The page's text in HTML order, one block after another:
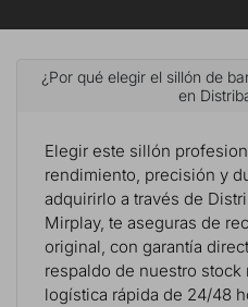
¿Por qué elegir el sillón de
en
Elegir este sillón
rendimiento, precisión y
adquirirlo a través de
Mirplay, te aseguras de
original, con garantía
respaldo de nuestro
logística rápida de 24/48